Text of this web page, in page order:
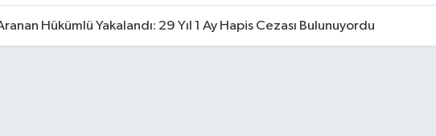
Hükümlü Yakalandı: 29 Yıl 1 Ay Hapis Cezası Bulunuyordu